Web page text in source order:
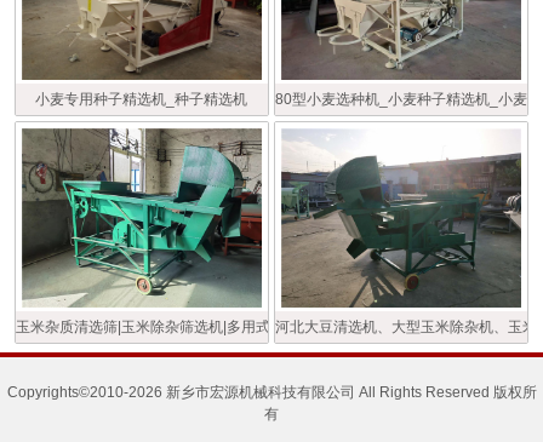
小麦专用种子精选机_种子精选机 80型小麦选种机_小麦种子精选机_小麦
玉米杂质清选筛|玉米除杂筛选机|多用式粮食清粮机河北大豆清选机、大型玉米除杂机、玉
Copyrights©2010-2026 新乡市宏源机械科技有限公司 All Rights Reserved 版权所
有